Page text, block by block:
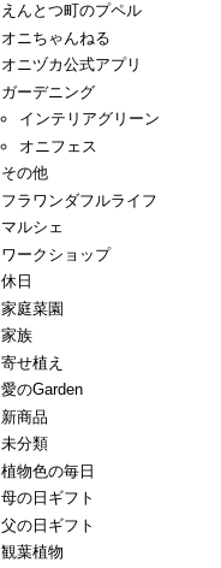
えんとつ町のプペル
オニちゃんねる
オニヅカ公式アプリ
ガーデニング
インテリアグリーン
オニフェス
その他
フラワンダフルライフ
マルシェ
ワークショップ
休日
家庭菜園
家族
寄せ植え
愛のGarden
新商品
未分類
植物色の毎日
母の日ギフト
父の日ギフト
観葉植物